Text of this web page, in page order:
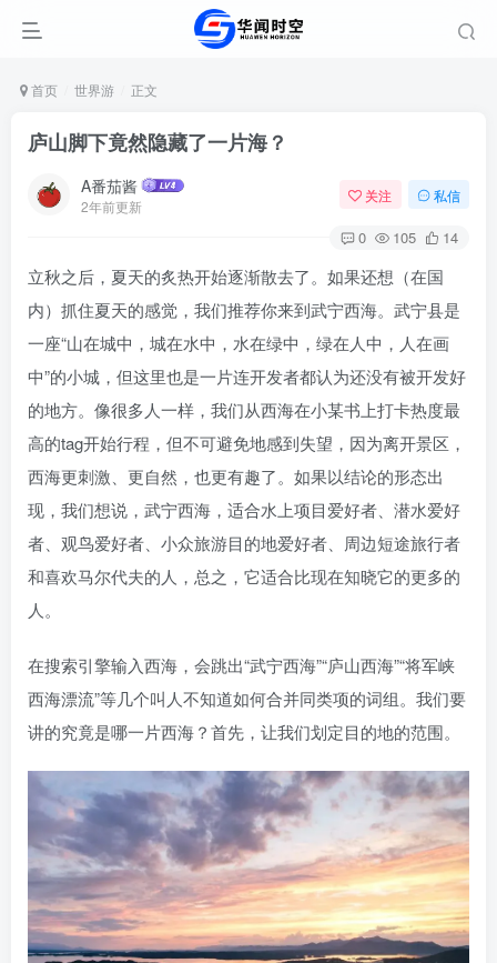
首页 世界游 正文
庐山脚下竟然隐藏了一片海？
A番茄酱
2年前更新
关注 私信
0 105 14
立秋之后，夏天的炙热开始逐渐散去了。如果还想（在国
内）抓住夏天的感觉，我们推荐你来到武宁西海。武宁县是
一座“山在城中，城在水中，水在绿中，绿在人中，人在画
中”的小城，但这里也是一片连开发者都认为还没有被开发好
的地方。像很多人一样，我们从西海在小某书上打卡热度最
高的tag开始行程，但不可避免地感到失望，因为离开景区，
西海更刺激、更自然，也更有趣了。如果以结论的形态出
现，我们想说，武宁西海，适合水上项目爱好者、潜水爱好
者、观鸟爱好者、小众旅游目的地爱好者、周边短途旅行者
和喜欢马尔代夫的人，总之，它适合比现在知晓它的更多的
人。
在搜索引擎输入西海，会跳出“武宁西海”“庐山西海”“将军峡
西海漂流”等几个叫人不知道如何合并同类项的词组。我们要
讲的究竟是哪一片西海？首先，让我们划定目的地的范围。